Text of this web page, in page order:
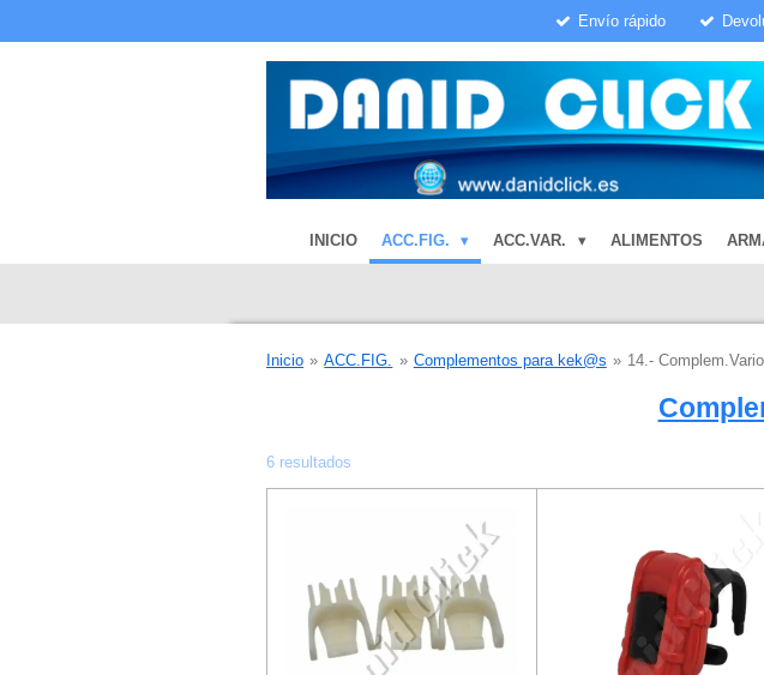
Envío rápido
INICIO ACC.FIG. ACC.VAR. ALIMENTOS
Inicio » ACC.FIG. » Complementos para kek@s » 14.-
6 resultados